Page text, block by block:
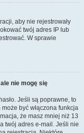
aby nie rejestrowały
twój adres IP lub
W sprawie
nie mogę się
Jeśli są poprawne, to
być włączona funkcja
że masz mniej niż 13
twój adres e-mail. Jeśli nie